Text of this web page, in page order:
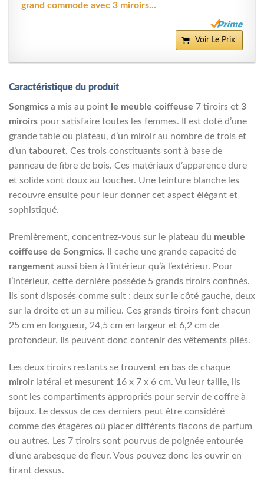
grand commode avec 3 miroirs...
Voir Le Prix
Caractéristique du produit
Songmics a mis au point le meuble coiffeuse 7 tiroirs et 3
miroirs pour satisfaire toutes les femmes. Il est doté d’une
grande table ou plateau, d’un miroir au nombre de trois et
d’un tabouret. Ces trois constituants sont à base de
panneau de fibre de bois. Ces matériaux d’apparence dure
et solide sont doux au toucher. Une teinture blanche les
recouvre ensuite pour leur donner cet aspect élégant et
sophistiqué.
Premièrement, concentrez-vous sur le plateau du meuble
coiffeuse de Songmics. Il cache une grande capacité de
rangement aussi bien à l’intérieur qu’à l’extérieur. Pour
l’intérieur, cette dernière possède 5 grands tiroirs confinés.
Ils sont disposés comme suit : deux sur le côté gauche, deux
sur la droite et un au milieu. Ces grands tiroirs font chacun
25 cm en longueur, 24,5 cm en largeur et 6,2 cm de
profondeur. Ils peuvent donc contenir des vêtements pliés.
Les deux tiroirs restants se trouvent en bas de chaque
miroir latéral et mesurent 16 x 7 x 6 cm. Vu leur taille, ils
sont les compartiments appropriés pour servir de coffre à
bijoux. Le dessus de ces derniers peut être considéré
comme des étagères où placer différents flacons de parfum
ou autres. Les 7 tiroirs sont pourvus de poignée entourée
d’une arabesque de fleur. Vous pouvez donc les ouvrir en
tirant dessus.